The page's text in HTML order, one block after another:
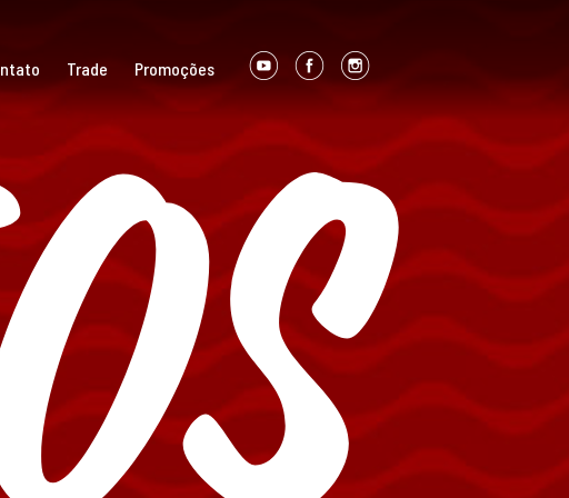
Trade Promoções